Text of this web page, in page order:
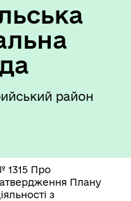
район
1315 Про
Плану
з